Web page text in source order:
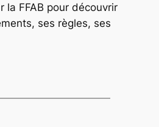
la FFAB pour découvrir
ses règles, ses